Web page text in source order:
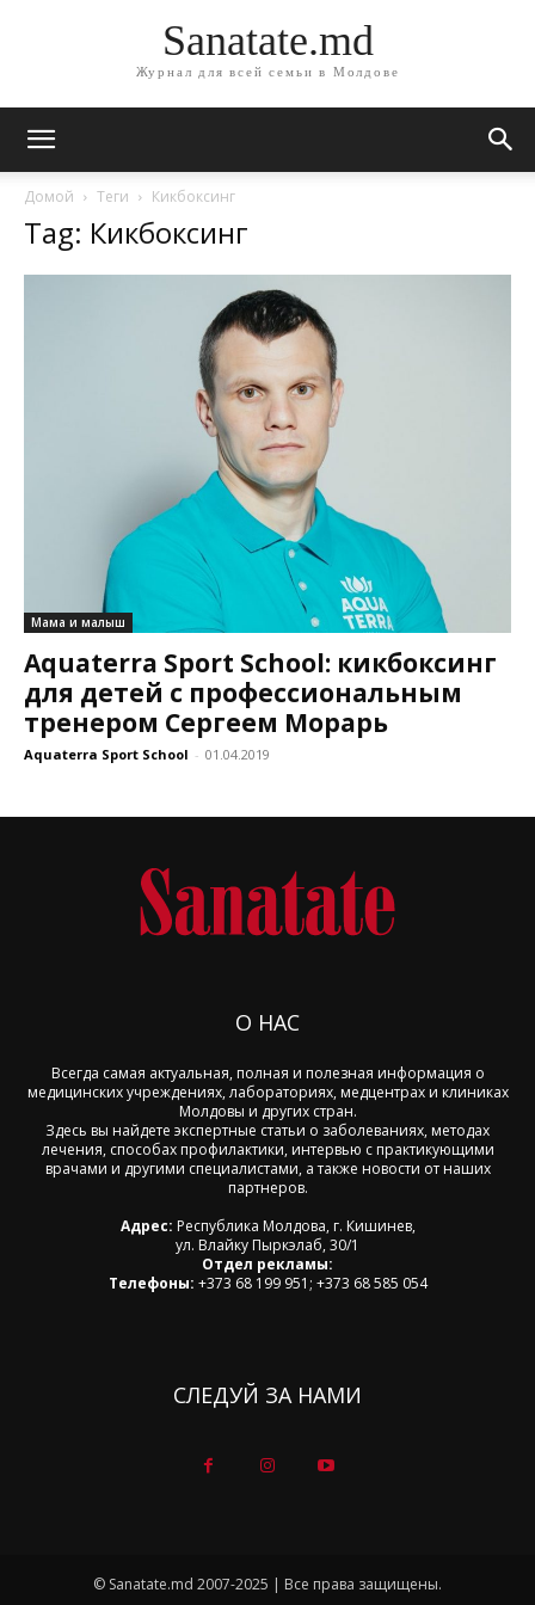
Sanatate.md
Журнал для всей семьи в Молдове
Домой Теги Кикбоксинг
Tag: Кикбоксинг
Мама и малыш
Aquaterra Sport School: кикбоксинг
для детей с профессиональным
тренером Сергеем Морарь
Aquaterra Sport School - 01.04.2019
О НАС
Всегда самая актуальная, полная и полезная информация о
медицинских учреждениях, лабораториях, медцентрах и клиниках
Молдовы и других стран.
Здесь вы найдете экспертные статьи о заболеваниях, методах
лечения, способах профилактики, интервью с практикующими
врачами и другими специалистами, а также новости от наших
партнеров.
Адрес: Республика Молдова, г. Кишинев,
ул. Влайку Пыркэлаб, 30/1
Отдел рекламы:
Телефоны: +373 68 199 951; +373 68 585 054
СЛЕДУЙ ЗА НАМИ
© Sanatate.md 2007-2025 | Все права защищены.